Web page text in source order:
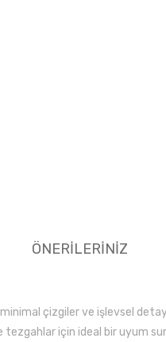
ÖNERİLERİNİZ
çizgiler ve işlevsel
tezgahlar için ideal bir uyum